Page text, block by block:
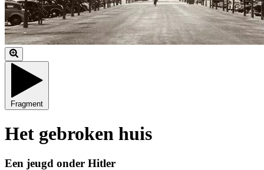
Fragment
Het gebroken huis
Een jeugd onder Hitler